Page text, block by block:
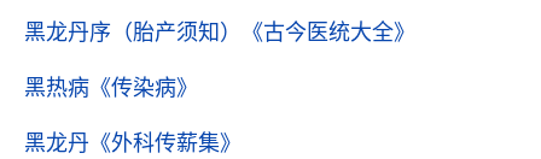
黑龙丹序（胎产须知） 《古今医统大全》
黑热病 《传染病》
黑龙丹 《外科传薪集》